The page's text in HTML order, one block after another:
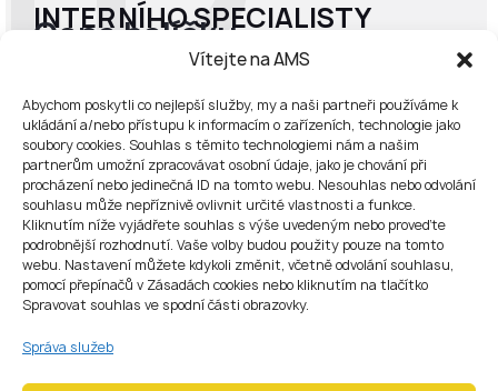
Vítejte na AMS
Abychom poskytli co nejlepší služby, my a naši partneři používáme k
ukládání a/nebo přístupu k informacím o zařízeních, technologie jako
soubory cookies. Souhlas s těmito technologiemi nám a našim
partnerům umožní zpracovávat osobní údaje, jako je chování při
procházení nebo jedinečná ID na tomto webu. Nesouhlas nebo odvolání
souhlasu může nepříznivě ovlivnit určité vlastnosti a funkce.
Kliknutím níže vyjádřete souhlas s výše uvedeným nebo proveďte
podrobnější rozhodnutí. Vaše volby budou použity pouze na tomto
webu. Nastavení můžete kdykoli změnit, včetně odvolání souhlasu,
pomocí přepínačů v Zásadách cookies nebo kliknutím na tlačítko
Spravovat souhlas ve spodní části obrazovky.
Správa služeb
INTERNÍHO SPECIALISTY
Cena balíčku
2x mzdy odborníka
funkci, AMS podporuje nábor a zaškolení interního AML
Officera nebo MLRO a zároveň pomáhá udržet
kontinuitu AML compliance během přechodného období.
Zahrnuje:
vyhledávání a prověřování kvalifikovaných kandidátů
na pozici AML Officera a MLRO;
posouzení kvalifikace kandidátů podle použitelných
regulatorních očekávání;
podporu při zaškolení, předání agendy a přenosu
kontinuitu AML compliance pokrytí do chvíle, než je